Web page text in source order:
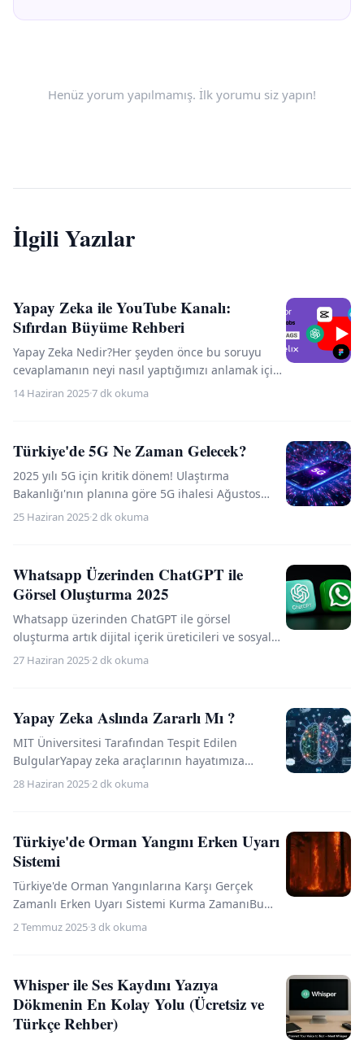
Henüz yorum yapılmamış. İlk yorumu siz yapın!
İlgili Yazılar
Yapay Zeka ile YouTube Kanalı:
Sıfırdan Büyüme Rehberi
Yapay Zeka Nedir?Her şeyden önce bu soruyu
cevaplamanın neyi nasıl yaptığımızı anlamak için
önemli olduğunu düşünüyorum. Çok basit bir
14 Haziran 2025·7 dk okuma
Türkiye'de 5G Ne Zaman Gelecek?
2025 yılı 5G için kritik dönem! Ulaştırma
Bakanlığı'nın planına göre 5G ihalesi Ağustos
2025'te gerçekleşecek. İlk pilot uygulamalar
25 Haziran 2025·2 dk okuma
Whatsapp Üzerinden ChatGPT ile
Görsel Oluşturma 2025
Whatsapp üzerinden ChatGPT ile görsel
oluşturma artık dijital içerik üreticileri ve sosyal
medya kullanıcıları için çok daha pratik! Gelişmiş
27 Haziran 2025·2 dk okuma
Yapay Zeka Aslında Zararlı Mı ?
MIT Üniversitesi Tarafından Tespit Edilen
BulgularYapay zeka araçlarının hayatımıza
entegrasyonu hızla artarken, bu teknolojilerin
28 Haziran 2025·2 dk okuma
Türkiye'de Orman Yangını Erken Uyarı
Sistemi
Türkiye'de Orman Yangınlarına Karşı Gerçek
Zamanlı Erken Uyarı Sistemi Kurma ZamanıBu
yaz, Türkiye'de bir kez daha "acı alarm"
2 Temmuz 2025·3 dk okuma
Whisper ile Ses Kaydını Yazıya
Dökmenin En Kolay Yolu (Ücretsiz ve
Türkçe Rehber)